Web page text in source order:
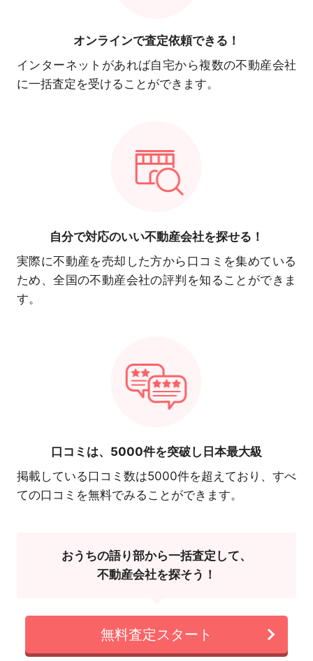
オンラインで査定依頼できる！
インターネットがあれば自宅から複数の不動産会社
に一括査定を受けることができます。
自分で対応のいい不動産会社を探せる！
実際に不動産を売却した方から口コミを集めている
ため、全国の不動産会社の評判を知ることができま
す。
口コミは、 5000件を突破し日本最大級
掲載している口コミ数は5000件を超えており、すべ
ての口コミを無料でみることができます。
おうちの語り部から一括査定して、
不動産会社を探そう！
無料査定スタート